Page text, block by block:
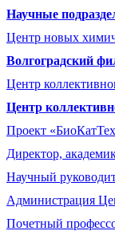
Научные
Центр новых
Волгоградский
Центр
Центр
Проект
Директор,
Научный
Администрация
Почетный